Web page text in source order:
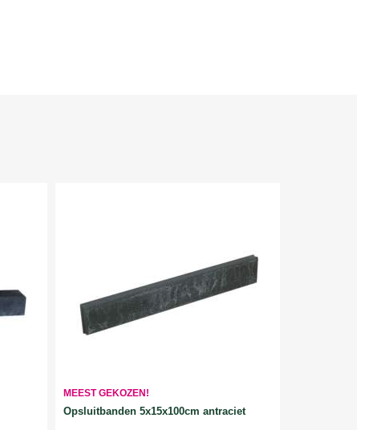
MEEST GEKOZEN!
Opsluitbanden 5x15x100cm antraciet